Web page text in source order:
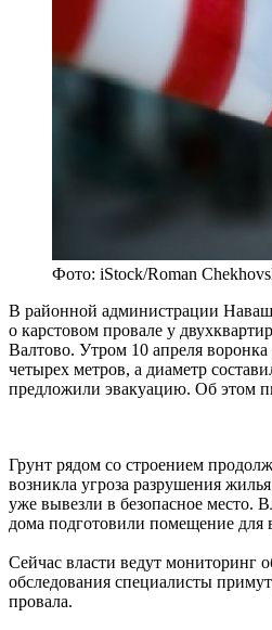
Фото: iStock/Roman
В районной администрации
о карстовом провале у
Валтово. Утром 10 апреля
четырех метров, а диаметр
предложили эвакуацию. Об этом
Грунт рядом со строением
возникла угроза разрушения
уже вывезли в безопасное место.
дома подготовили помещение для
Сейчас власти ведут мониторинг
обследования специалисты
провала.